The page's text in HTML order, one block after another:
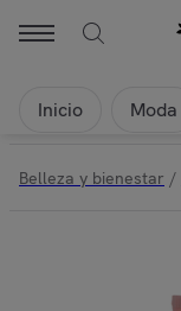
Inicio Moda
Belleza y bienestar /